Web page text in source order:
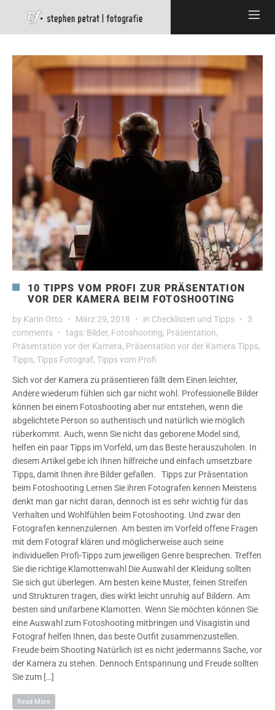
10 TIPPS VOM PROFI ZUR PRÄSENTATION
VOR DER KAMERA BEIM FOTOSHOOTING
by Karin Otto März 29, 2018 in Checklisten und Tipps
3
comments
tags: Bilder, Fotoshooting, Präsentation,
Präsentation vor der Kamera, Präsentation vor der Kamera Tipps,
Tipps, Tipps Fotograf, Tipps vom Profi
Sich vor der Kamera zu präsentieren fällt dem Einen leichter,
Andere wiederum fühlen sich gar nicht wohl. Professionelle Bilder
können bei einem Fotoshooting aber nur entstehen, wenn die
abgelichtete Person so authentisch und natürlich wie möglich
rüberkommt. Auch, wenn Sie nicht das geborene Model sind,
helfen ein paar Tipps im Vorfeld, um das Beste herauszuholen. In
diesem Artikel gebe ich Ihnen hilfreiche und einfach umsetzbare
Tipps, damit Ihnen ihre Bilder gefallen. Tipps zur Präsentation
beim Fotoshooting Lernen Sie ihren Fotografen kennen Meistens
denkt man gar nicht daran, dennoch ist es sehr wichtig für das
Verhalten und Wohlfühlen beim Fotoshooting. Und zwar den
Fotografen kennenzulernen. Am besten im Vorfeld offene Fragen
mit dem Fotograf klären und möglicherweise auch seine
individuellen Profi-Tipps zum jeweiligen Genre besprechen. Treffen
Sie die richtige Klamottenwahl Die Auswahl der Kleidung sollten
Sie sich gut überlegen. Am besten keine Muster, feinen Streifen
und Strukturen tragen, dies wirkt leicht unruhig auf Bildern. Am
besten sind unifarbene Klamotten. Wenn Sie möchten können Sie
eine Auswahl zum Fotoshooting mitbringen und Visagistin und
Fotograf helfen Ihnen, das beste Outfit zusammenzustellen.
Freude beim Shooting Natürlich ist es nicht jedermanns Sache, vor
der Kamera zu stehen. Dennoch Entspannung und Freude sollten
Sie zum […]
Read More